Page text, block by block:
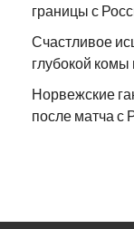
границы с
Счастливое
глубокой комы
Норвежские
после матча